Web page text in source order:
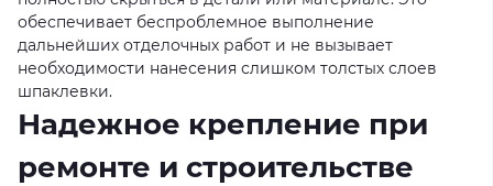
обеспечивает беспроблемное выполнение
дальнейших отделочных работ и не вызывает
необходимости нанесения слишком толстых слоев
шпаклевки.
Надежное крепление при
ремонте и строительстве